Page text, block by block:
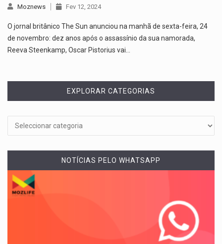
Moznews Fev 12, 2024
O jornal britânico The Sun anunciou na manhã de sexta-feira, 24
de novembro: dez anos após o assassínio da sua namorada,
Reeva Steenkamp, Oscar Pistorius vai…
EXPLORAR CATEGORIAS
NOTÍCIAS PELO WHATSAPP